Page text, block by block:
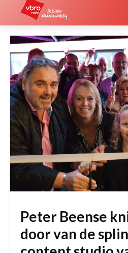
Peter Beense
door van de